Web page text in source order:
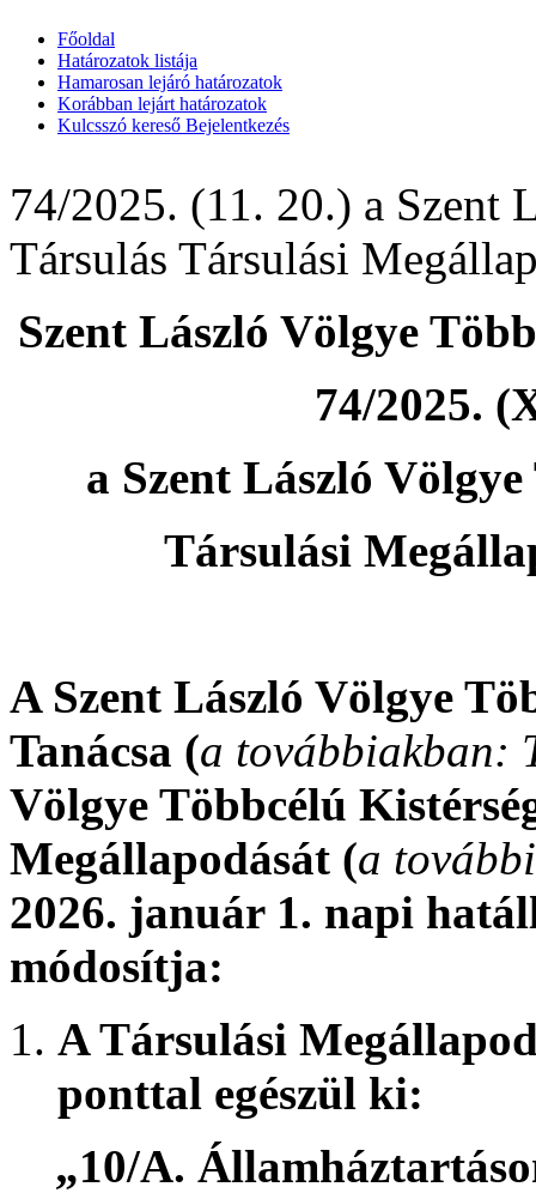
Főoldal
Határozatok listája
Hamarosan lejáró határozatok
Korábban lejárt határozatok
Kulcsszó kereső Bejelentkezés
74/2025. (11. 20.) a Szent
Társulás Társulási
Szent László Völgye
74/2025.
a Szent László
Társulási
A Szent László Völgye
Tanácsa (a továbbiakban:
Völgye Többcélú
Megállapodását (a
2026. január 1. napi
módosítja:
A Társulási
ponttal egészül ki:
„10/A.